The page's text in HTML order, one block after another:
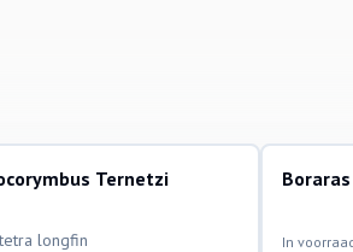
Ternetzi
longfin In